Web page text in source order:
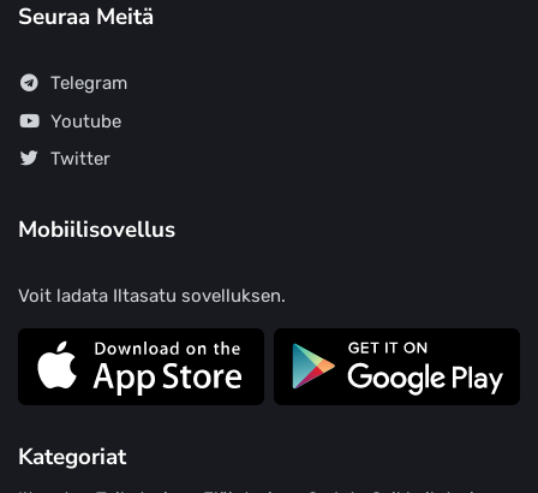
Seuraa Meitä
Telegram
Youtube
Twitter
Mobiilisovellus
Voit ladata Iltasatu sovelluksen.
Kategoriat